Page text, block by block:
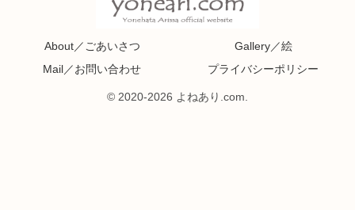
About／ごあいさつ
Gallery／絵
Mail／お問い合わせ
プライバシーポリシー
© 2020-2026 よねあり.com.